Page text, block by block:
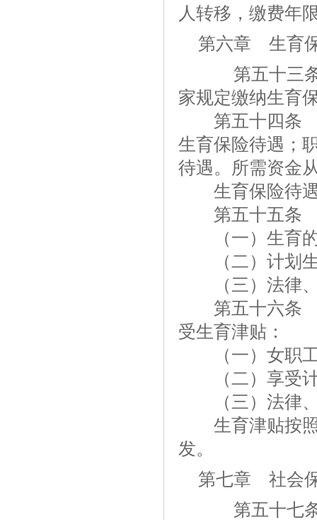
人转移，缴费年
第六章 生育
第五十三条
家规定缴纳生育
第五十四条 用
生育保险待遇；
待遇。所需资金
生育保险待遇
第五十五条
（一）生育的
（二）计划生
（三）法律、
第五十六条 职
受生育津贴：
（一）女职工
（二）享受计
（三）法律、
生育津贴按照
发。
第七章 社会
第五十七条